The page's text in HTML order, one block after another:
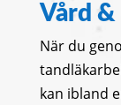
Vård &
När du
kan ibland